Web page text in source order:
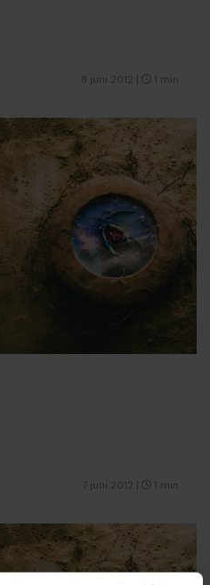
8 juni 2012 1 min
7 juni 2012 1 min